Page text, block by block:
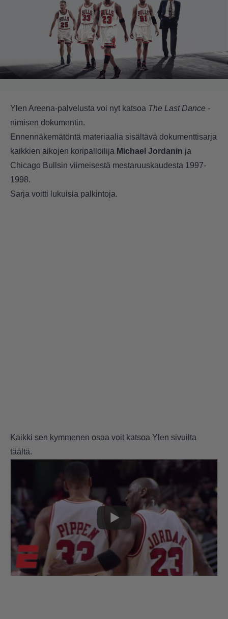
Ylen Areena-palvelusta voi nyt katsoa The Last Dance -
nimisen dokumentin.
Ennennäkemätöntä materiaalia sisältävä dokumenttisarja
kaikkien aikojen koripalloilija Michael Jordanin ja
Chicago Bullsin viimeisestä mestaruuskaudesta 1997-
1998.
Sarja voitti lukuisia palkintoja.
Kaikki sen kymmenen osaa voit katsoa Ylen sivuilta
täältä.